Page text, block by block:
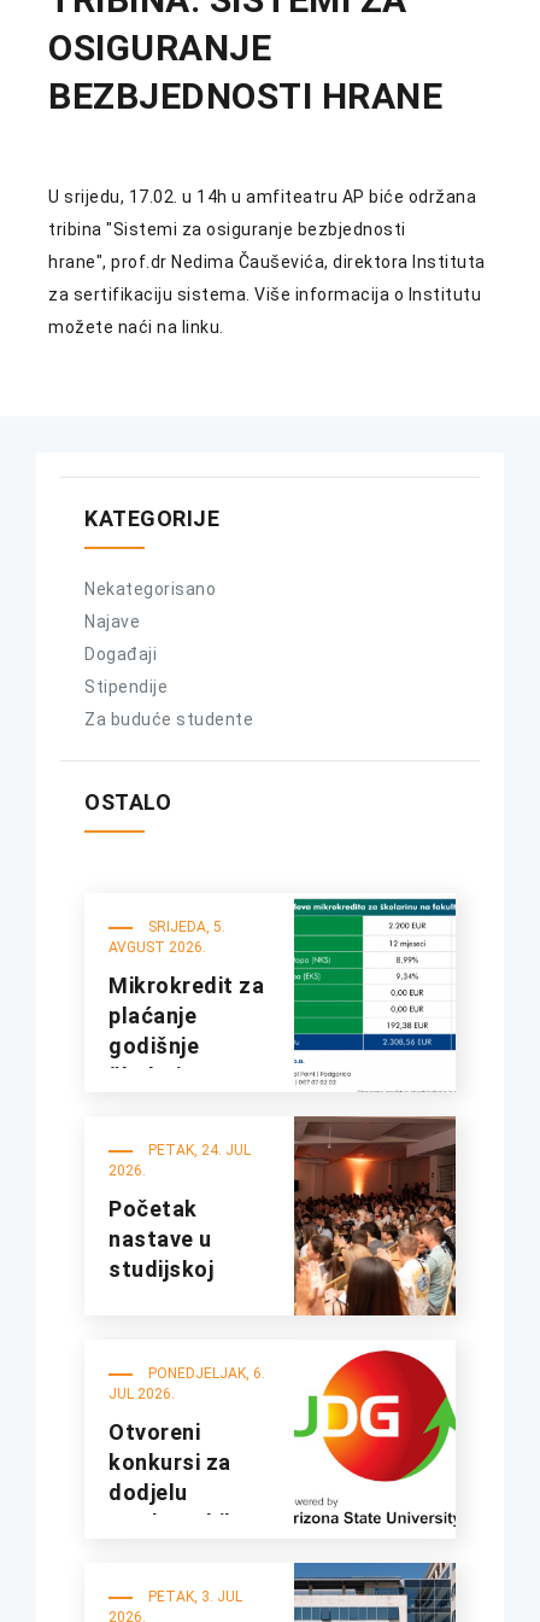
OSIGURANJE
BEZBJEDNOSTI HRANE
U srijedu, 17.02. u 14h u amfiteatru AP biće održana
tribina "Sistemi za osiguranje bezbjednosti
hrane", prof.dr Nedima Čauševića, direktora Instituta
za sertifikaciju sistema. Više informacija o Institutu
možete naći na linku.
KATEGORIJE
Nekategorisano
Najave
Događaji
Stipendije
Za buduće studente
OSTALO
SRIJEDA, 5.
AVGUST 2026.
Mikrokredit za
plaćanje
godišnje
školarine na
PETAK, 24. JUL
2026.
Početak
nastave u
studijskoj
PONEDJELJAK, 6.
JUL 2026.
Otvoreni
konkursi za
dodjelu
studentskih
studijsku
PETAK, 3. JUL
2026.